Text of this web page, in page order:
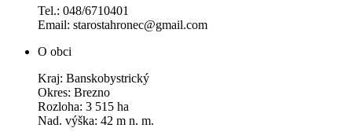
Tel.: 048/6710401
Email: starostahronec@gmail.com
O obci
Kraj: Banskobystrický
Okres: Brezno
Rozloha: 3 515 ha
Nad. výška: 42 m n. m.